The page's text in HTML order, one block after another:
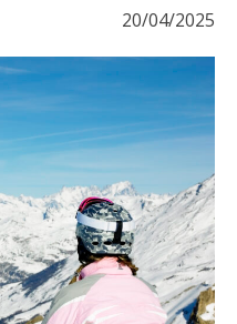
20/04/2025